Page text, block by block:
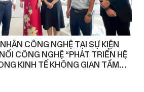
CÔNG NGHỆ TẠI SỰ KIỆN
CÔNG NGHỆ “PHÁT TRIỂN HỆ
KINH TẾ KHÔNG GIAN TẦM